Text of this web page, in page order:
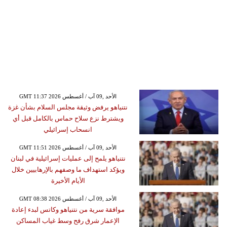
GMT 11:37 2026 الأحد ,09 آب / أغسطس
نتنياهو يرفض وثيقة مجلس السلام بشأن غزة
ويشترط نزع سلاح حماس بالكامل قبل أي
انسحاب إسرائيلي
GMT 11:51 2026 الأحد ,09 آب / أغسطس
نتنياهو يلمح إلى عمليات إسرائيلية في لبنان
ويؤكد استهداف ما وصفهم بالإرهابيين خلال
الأيام الأخيرة
GMT 08:38 2026 الأحد ,09 آب / أغسطس
موافقة سرية من نتنياهو وكاتس لبدء إعادة
الإعمار شرق رفح وسط غياب المساكن